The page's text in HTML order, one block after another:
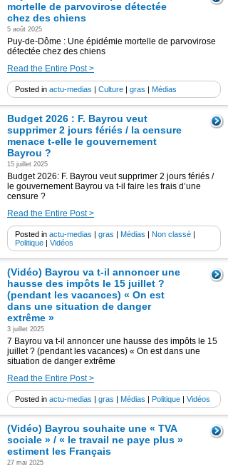
mortelle de parvovirose détectée
chez des chiens
5 août 2025
Puy-de-Dôme : Une épidémie mortelle de parvovirose
détectée chez des chiens
Read the Entire Post >
Posted in actu-medias | Culture | gras | Médias
Budget 2026 : F. Bayrou veut
supprimer 2 jours fériés / la censure
menace t-elle le gouvernement
Bayrou ?
15 juillet 2025
Budget 2026: F. Bayrou veut supprimer 2 jours fériés /
le gouvernement Bayrou va t-il faire les frais d’une
censure ?
Read the Entire Post >
Posted in actu-medias | gras | Médias | Non classé |
Politique | Vidéos
(Vidéo) Bayrou va t-il annoncer une
hausse des impôts le 15 juillet ?
(pendant les vacances) « On est
dans une situation de danger
extrême »
3 juillet 2025
7 Bayrou va t-il annoncer une hausse des impôts le 15
juillet ? (pendant les vacances) « On est dans une
situation de danger extrême
Read the Entire Post >
Posted in actu-medias | gras | Médias | Politique | Vidéos
(Vidéo) Bayrou souhaite une « TVA
sociale » / « le travail ne paye plus »
estiment les Français
27 mai 2025